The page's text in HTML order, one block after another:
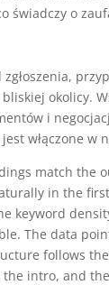
świadczy o
okolicy.
i
włączone w
match the
in the
keyword
The data
follows
intro, and